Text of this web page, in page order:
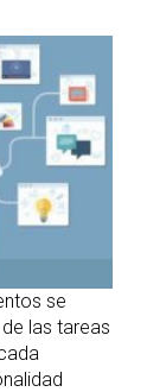
se
las tareas